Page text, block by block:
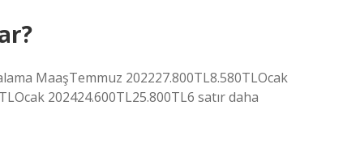
MaaşTemmuz 202227.800TL8.580TLOcak
202424.600TL25.800TL6 satır daha